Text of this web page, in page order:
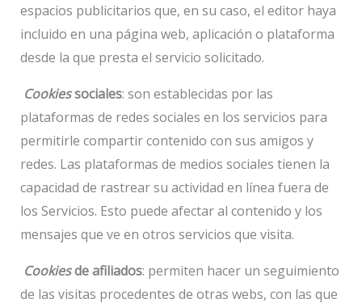
espacios publicitarios que, en su caso, el editor haya
incluido en una página web, aplicación o plataforma
desde la que presta el servicio solicitado.
Cookiessociales: son establecidas por las
plataformas de redes sociales en los servicios para
permitirle compartir contenido con sus amigos y
redes. Las plataformas de medios sociales tienen la
capacidad de rastrear su actividad en línea fuera de
los Servicios. Esto puede afectar al contenido y los
mensajes que ve en otros servicios que visita.
Cookiesde afiliados: permiten hacer un seguimiento
de las visitas procedentes de otras webs, con las que